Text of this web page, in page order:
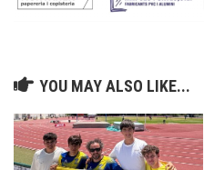
YOU MAY ALSO LIKE...